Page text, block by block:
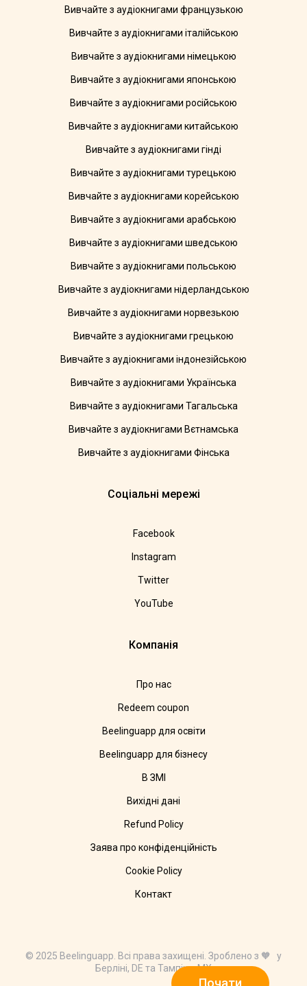
Почати
Вивчайте з аудіокнигами французькою
Вивчайте з аудіокнигами італійською
Вивчайте з аудіокнигами німецькою
Вивчайте з аудіокнигами японською
Вивчайте з аудіокнигами російською
Вивчайте з аудіокнигами китайською
Вивчайте з аудіокнигами гінді
Вивчайте з аудіокнигами турецькою
Вивчайте з аудіокнигами корейською
Вивчайте з аудіокнигами арабською
Вивчайте з аудіокнигами шведською
Вивчайте з аудіокнигами польською
Вивчайте з аудіокнигами нідерландською
Вивчайте з аудіокнигами норвезькою
Вивчайте з аудіокнигами грецькою
Вивчайте з аудіокнигами індонезійською
Вивчайте з аудіокнигами Українська
Вивчайте з аудіокнигами Тагальська
Вивчайте з аудіокнигами Вєтнамська
Вивчайте з аудіокнигами Фінська
Соціальні мережі
Facebook
Instagram
Twitter
YouTube
Компанія
Про нас
Redeem coupon
Beelinguapp для освіти
Beelinguapp для бізнесу
В ЗМІ
Вихідні дані
Refund Policy
Заява про конфіденційність
Cookie Policy
Контакт
© 2025 Beelinguapp. Всі права захищені. Зроблено з 🧡 у
Берліні, DE та Тампіко, MX